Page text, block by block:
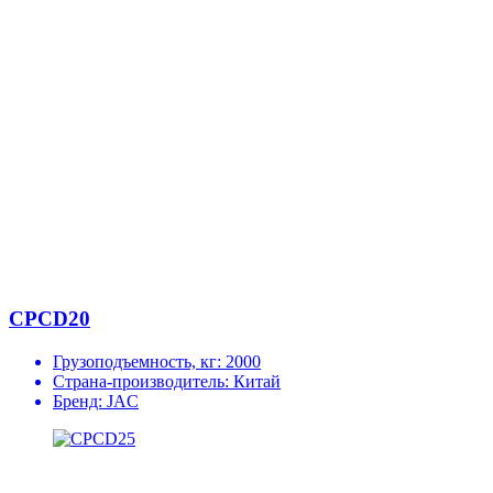
CPCD20
Грузоподъемность, кг: 2000
Страна-производитель: Китай
Бренд: JAC